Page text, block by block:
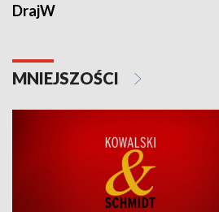
DrajW
MNIEJSZOŚCI